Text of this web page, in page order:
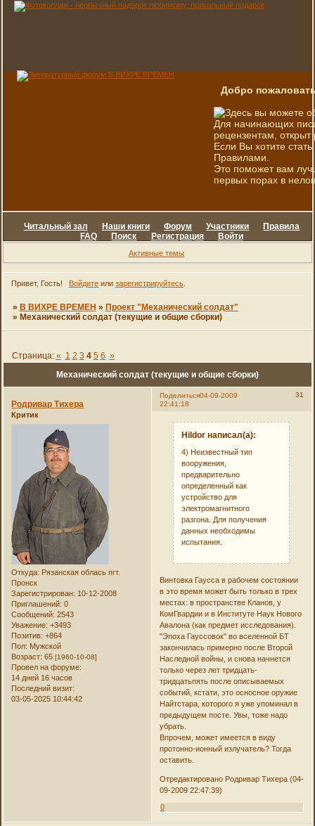
Добро
Здесь вы можете
Для начинающих
рецензентам, открыт
Если Вы хотите
Правилами.
Это поможет вам
первых порах в
Читальный зал Наши книги Форум Участники
Правила
FAQ
Поиск Регистрация Войти
Активные темы
Привет, Гость! Войдитеили зарегистрируйтесь.
» В ВИХРЕ ВРЕМЕН » Проект "Механический солдат"
» Механический солдат (текущие и общие сборки)
Механический солдат (текущие и общие сборки)
Страница: « 1 2 3 4 5 6 »
Поделиться 31
04-09-2009
22:41:18
Родривар Тихера
Критик
Откуда: Рязанская облась пгт.
Пронск
Зарегистрирован: 10-12-2008
Приглашений: 0
Сообщений: 2543
Уважение: +3493
Позитив: +864
Пол: Мужской
Возраст: 65[1960-10-08]
Провел на форуме:
14 дней 16 часов
Последний визит:
03-05-2025 10:44:42
Hildor написал(а):
4) Неизвестный тип
вооружения,
предварительно
определенный как
устройство для
электромагнитного
разгона. Для получения
данных необходимы
испытания.
Винтовка Гаусса в рабочем состоянии
в это время может быть только в трех
местах: в пространстве Кланов, у
КомГвардии и в Институте Наук Нового
Авалона (как предмет исследования).
"Эпоха Гауссовок" во вселенной БТ
закончилась примерно после Второй
Наследной войны, и снова начнется
только через лет тридцать-
тридцатьпять после описываемых
событий, кстати, это осносное оружие
Найтстара, которого я уже упоминал в
предыдущем посте. Увы, тоже надо
убрать.
Впрочем, может имеется в виду
протонно-ионный излучатель? Тогда
оставить.
Отредактировано Родривар Тихера (04-
09-2009 22:47:39)
0